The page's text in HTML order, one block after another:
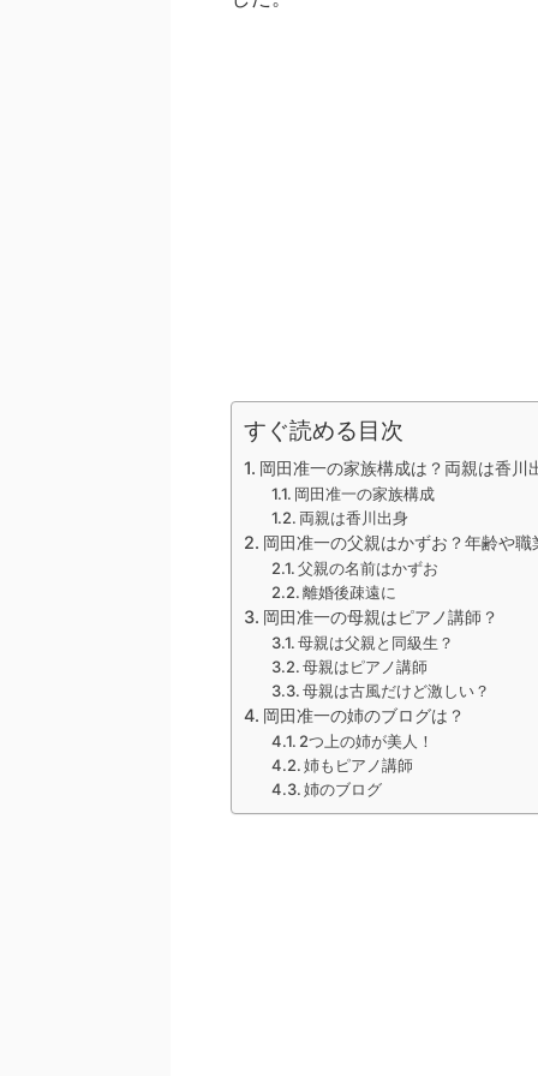
すぐ読める目次
岡田准一の家族構成は？両親は香川
岡田准一の家族構成
両親は香川出身
岡田准一の父親はかずお？年齢や職
父親の名前はかずお
離婚後疎遠に
岡田准一の母親はピアノ講師？
母親は父親と同級生？
母親はピアノ講師
母親は古風だけど激しい？
岡田准一の姉のブログは？
2つ上の姉が美人！
姉もピアノ講師
姉のブログ